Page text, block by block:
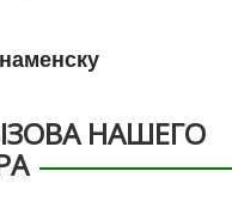
НАШЕГО